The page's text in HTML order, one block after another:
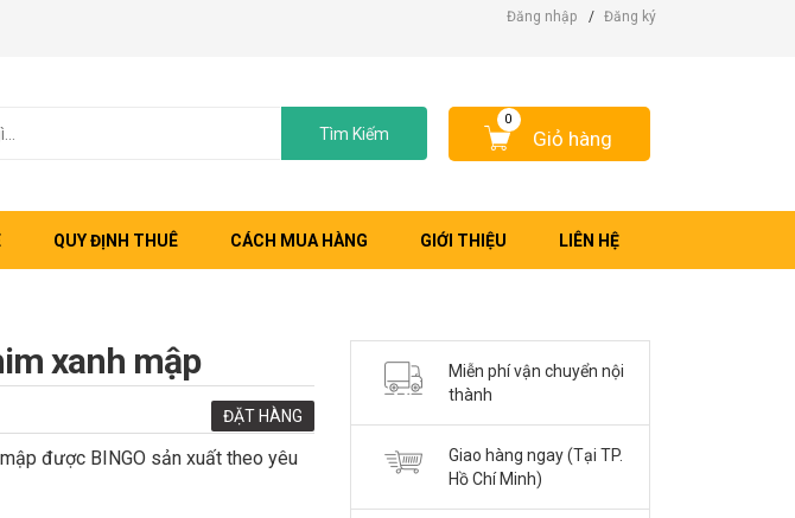
Đăng nhập / Đăng ký
Tìm Kiếm Giỏ hàng
0
QUY ĐỊNH THUÊ CÁCH MUA HÀNG GIỚI THIỆU LIÊN HỆ
xanh mập
ĐẶT HÀNG
được BINGO sản xuất theo yêu
Miễn phí vận chuyển nội
thành
Giao hàng ngay (Tại TP.
Hồ Chí Minh)